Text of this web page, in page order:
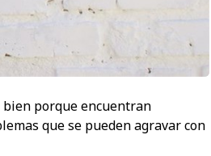
bien porque encuentran
que se pueden agravar con